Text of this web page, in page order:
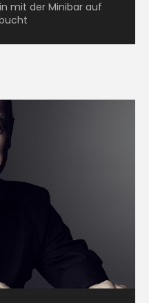
mit der Minibar auf